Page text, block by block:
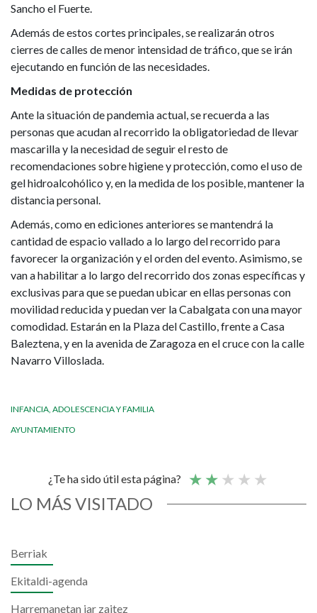
Sancho el Fuerte.
Además de estos cortes principales, se realizarán otros
cierres de calles de menor intensidad de tráfico, que se irán
ejecutando en función de las necesidades.
Medidas de protección
Ante la situación de pandemia actual, se recuerda a las
personas que acudan al recorrido la obligatoriedad de llevar
mascarilla y la necesidad de seguir el resto de
recomendaciones sobre higiene y protección, como el uso de
gel hidroalcohólico y, en la medida de los posible, mantener la
distancia personal.
Además, como en ediciones anteriores se mantendrá la
cantidad de espacio vallado a lo largo del recorrido para
favorecer la organización y el orden del evento. Asimismo, se
van a habilitar a lo largo del recorrido dos zonas específicas y
exclusivas para que se puedan ubicar en ellas personas con
movilidad reducida y puedan ver la Cabalgata con una mayor
comodidad. Estarán en la Plaza del Castillo, frente a Casa
Baleztena, y en la avenida de Zaragoza en el cruce con la calle
Navarro Villoslada.
INFANCIA, ADOLESCENCIA Y FAMILIA
AYUNTAMIENTO
¿Te ha sido útil esta página?
LO MÁS VISITADO
Berriak
Ekitaldi-agenda
Harremanetan jar zaitez